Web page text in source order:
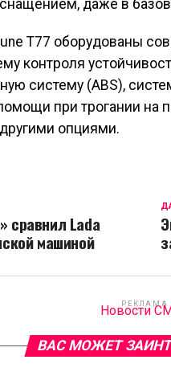
даже в
T77 оборудованы
контроля
систему (ABS),
при трогании на
опциями.
сравнил Lada
машиной
РЕКЛАМА
Новости
ВАС МОЖЕТ